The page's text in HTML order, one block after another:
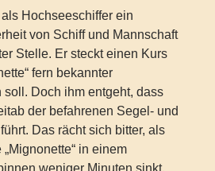
Hochseeschiffer ein
von Schiff und Mannschaft
Stelle. Er steckt einen Kurs
fern bekannter
soll. Doch ihm entgeht, dass
der befahrenen Segel- und
Das rächt sich bitter, als
in einem
weniger Minuten sinkt.